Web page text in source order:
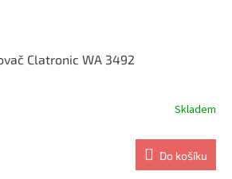
Clatronic WA 3492
Skladem
Do košíku